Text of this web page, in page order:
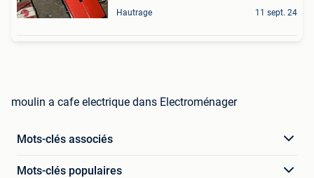
Hautrage 11 sept. 24
moulin a cafe electrique dans Electroménager
Mots-clés associés
Mots-clés populaires